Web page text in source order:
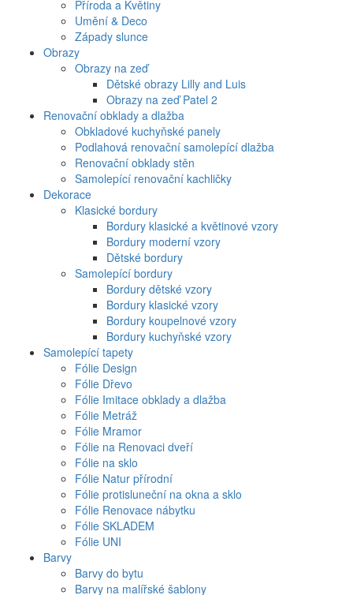
Příroda a Květiny
Umění & Deco
Západy slunce
Obrazy
Obrazy na zeď
Dětské obrazy Lilly and Luis
Obrazy na zeď Patel 2
Renovační obklady a dlažba
Obkladové kuchyňské panely
Podlahová renovační samolepící dlažba
Renovační obklady stěn
Samolepící renovační kachličky
Dekorace
Klasické bordury
Bordury klasické a květinové vzory
Bordury moderní vzory
Dětské bordury
Samolepící bordury
Bordury dětské vzory
Bordury klasické vzory
Bordury koupelnové vzory
Bordury kuchyňské vzory
Samolepící tapety
Fólie Design
Fólie Dřevo
Fólie Imitace obklady a dlažba
Fólie Metráž
Fólie Mramor
Fólie na Renovaci dveří
Fólie na sklo
Fólie Natur přírodní
Fólie protisluneční na okna a sklo
Fólie Renovace nábytku
Fólie SKLADEM
Fólie UNI
Barvy
Barvy do bytu
Barvy na malířské šablony